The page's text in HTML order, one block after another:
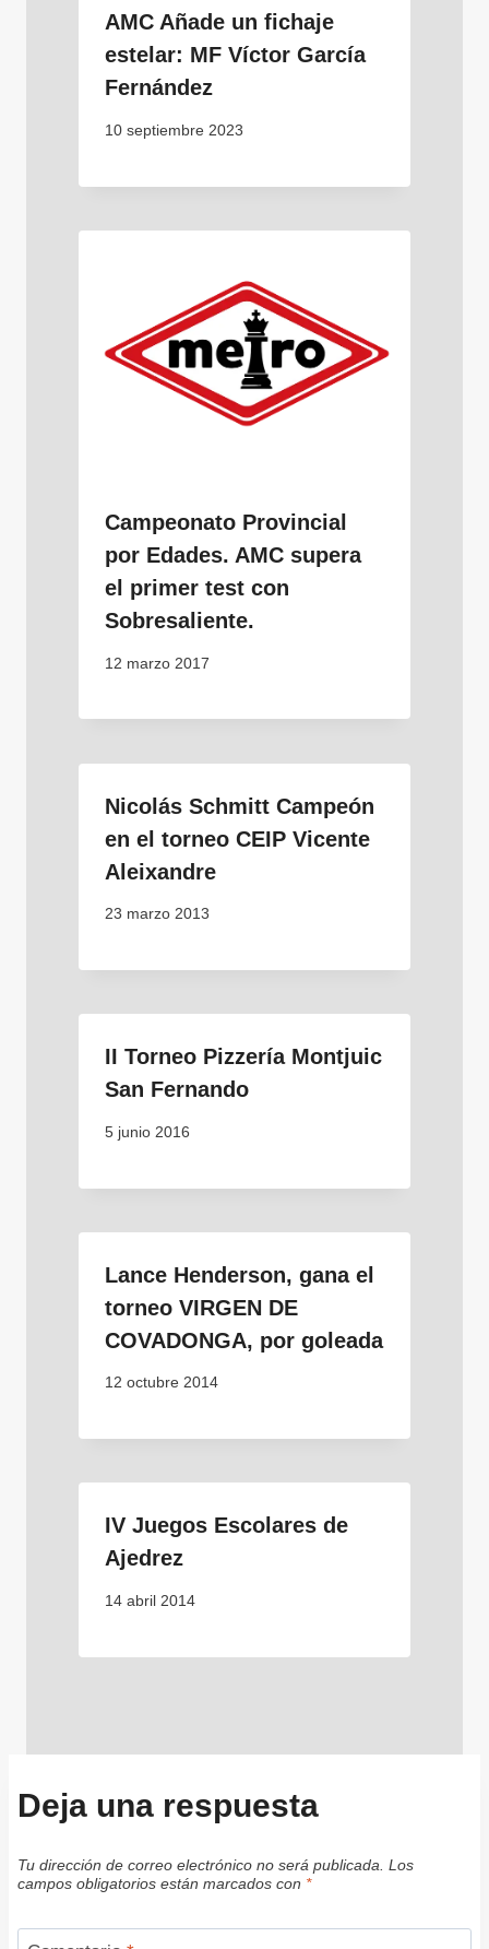
AMC Añade un fichaje
estelar: MF Víctor García
Fernández
10 septiembre 2023
Campeonato Provincial
por Edades. AMC supera
el primer test con
Sobresaliente.
12 marzo 2017
Nicolás Schmitt Campeón
en el torneo CEIP Vicente
Aleixandre
23 marzo 2013
II Torneo Pizzería Montjuic
San Fernando
5 junio 2016
Lance Henderson, gana el
torneo VIRGEN DE
COVADONGA, por goleada
12 octubre 2014
IV Juegos Escolares de
Ajedrez
14 abril 2014
Deja una respuesta
Tu dirección de correo electrónico no será publicada. Los
campos obligatorios están marcados con *